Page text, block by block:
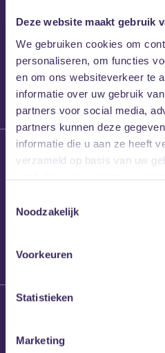
Deze website maakt gebruik
We gebruiken cookies om
personaliseren, om functies
en om ons websiteverkeer te
informatie over uw gebruik
partners voor social media,
partners kunnen deze
informatie die u aan ze heeft
verzameld op basis van uw
Noodzakelijk
Voorkeuren
Statistieken
Marketing